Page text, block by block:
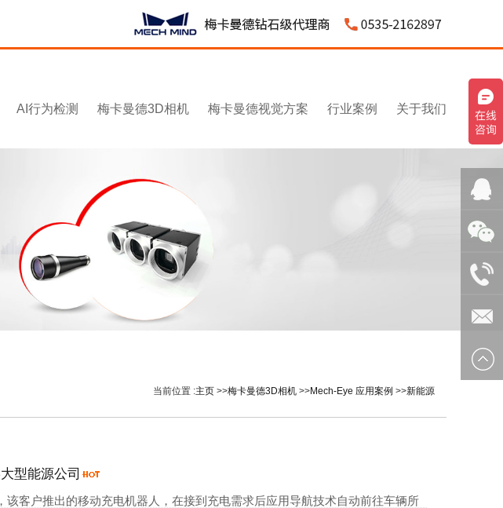
AI行为检测 梅卡曼德3D相机 梅卡曼德视觉方案 行业案例 关于我们
当前位置 :主页 >>梅卡曼德3D相机 >>Mech-Eye 应用案例 >>新能源
型能源公司
客户推出的移动充电机器人，在接到充电需求后应用导航技术自动前往车辆所
QQ客
服：
微信：
电话：
0535-
邮箱：